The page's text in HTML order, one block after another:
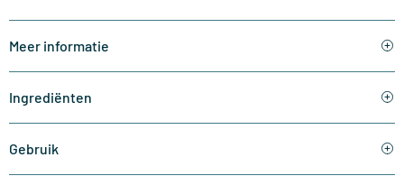
Meer informatie
Ingrediënten
Gebruik